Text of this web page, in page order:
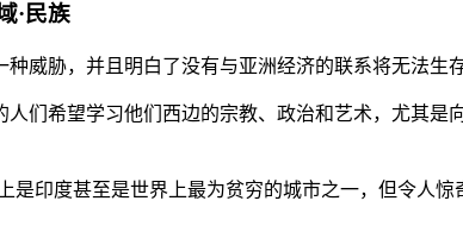
·民族
威胁，并且明白了没有与亚洲经济的联系将无法生
人们希望学习他们西边的宗教、政治和艺术，尤其
是印度甚至是世界上最为贫穷的城市之一，但令人